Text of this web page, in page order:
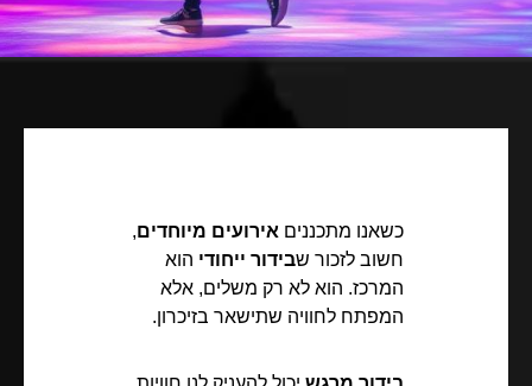
כשאנו מתכננים אירועים מיוחדים,
חשוב לזכור שבידור ייחודי הוא
המרכז. הוא לא רק משלים, אלא
המפתח לחוויה שתישאר בזיכרון.